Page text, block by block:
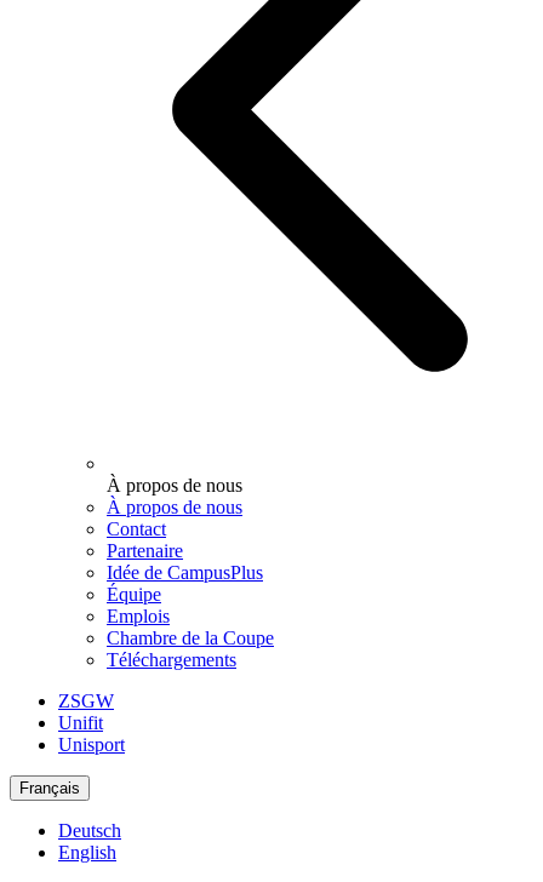
À propos de nous
À propos de nous
Contact
Partenaire
Idée de CampusPlus
Équipe
Emplois
Chambre de la Coupe
Téléchargements
ZSGW
Unifit
Unisport
Français
Deutsch
English